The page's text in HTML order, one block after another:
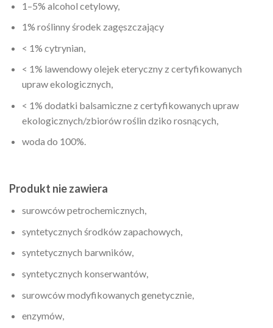
1–5% alcohol cetylowy,
1% roślinny środek zagęszczający
< 1% cytrynian,
< 1% lawendowy olejek eteryczny z certyfikowanych
upraw ekologicznych,
< 1% dodatki balsamiczne z certyfikowanych upraw
ekologicznych/zbiorów roślin dziko rosnących,
woda do 100%.
Produkt nie zawiera
surowców petrochemicznych,
syntetycznych środków zapachowych,
syntetycznych barwników,
syntetycznych konserwantów,
surowców modyfikowanych genetycznie,
enzymów,